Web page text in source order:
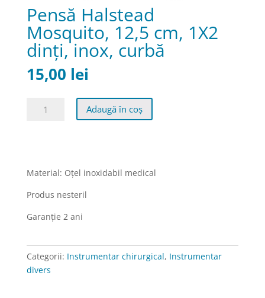
Pensă Halstead
Mosquito, 12,5 cm, 1X2
dinţi, inox, curbă
15,00 lei
Cantitate
cm,
dinţi,
inox,
Adaugă în coș
Material: Oţel inoxidabil medical
Produs nesteril
Garanţie 2 ani
Categorii: Instrumentar chirurgical, Instrumentar
divers